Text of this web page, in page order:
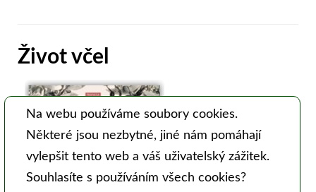
Život včel
Na webu používáme soubory cookies.
Některé jsou nezbytné, jiné nám pomáhají
vylepšit tento web a váš uživatelský zážitek.
Souhlasíte s používáním všech cookies?